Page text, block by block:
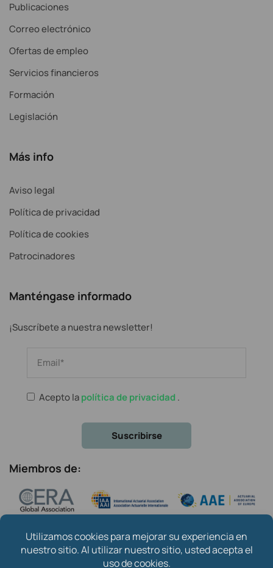
Publicaciones
Correo electrónico
Ofertas de empleo
Servicios financieros
Formación
Legislación
Más info
Aviso legal
Política de privacidad
Política de cookies
Patrocinadores
Manténgase informado
¡Suscríbete a nuestra newsletter!
Acepto lapolítica de privacidad .
Miembros de: